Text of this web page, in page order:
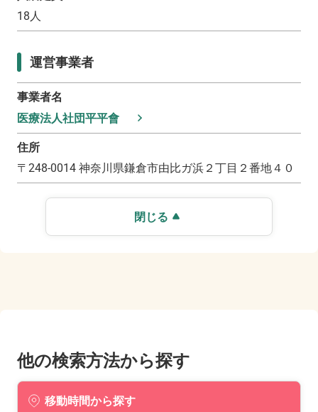
18人
運営事業者
事業者名
医療法人社団平平會
住所
〒 248-0014 神奈川県鎌倉市由比ガ浜２丁目２番地４０
閉じる
他の検索方法から探す
移動時間から探す